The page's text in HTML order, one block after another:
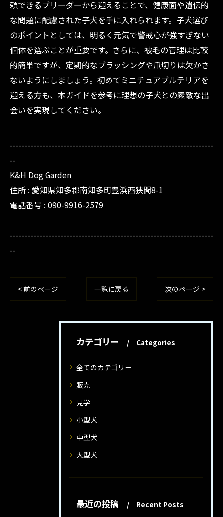
頼できるブリーダーから迎えることで、健康面や遺伝的
な問題に配慮された子犬を手に入れられます。子犬選び
のポイントとしては、明るく元気で警戒心が強すぎない
個体を選ぶことが重要です。さらに、被毛の管理は比較
的簡単ですが、定期的なブラッシングや爪切りは欠かさ
ないようにしましょう。初めてミニチュアブルテリアを
迎える方も、本ガイドを参考に理想の子犬との素敵な出
会いを実現してください。
--------------------------------------------------------------------
--
K&H Dog Garden
住所 : 愛知県知多郡南知多町豊浜西狭間8-1
電話番号 : 090-9916-2579
--------------------------------------------------------------------
--
< 前のページ 一覧に戻る 次のページ >
カテゴリー Categories
全てのカテゴリー
販売
見学
小型犬
中型犬
大型犬
最近の投稿 Recent Posts